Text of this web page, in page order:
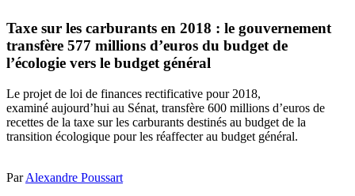
Taxe sur les carburants en 2018 : le gouvernement
transfère 577 millions d’euros du budget de
l’écologie vers le budget général
Le projet de loi de finances rectificative pour 2018,
examiné aujourd’hui au Sénat, transfère 600 millions d’euros de
recettes de la taxe sur les carburants destinés au budget de la
transition écologique pour les réaffecter au budget général.
ParAlexandre Poussart